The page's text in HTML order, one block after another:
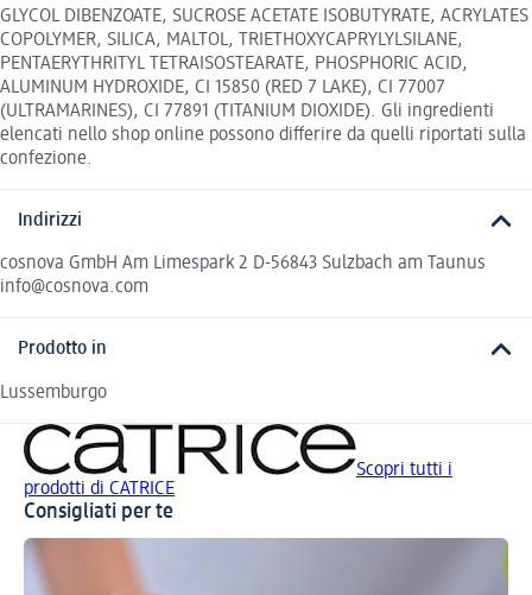
GLYCOL DIBENZOATE, SUCROSE ACETATE ISOBUTYRATE, ACRYLATES
COPOLYMER, SILICA, MALTOL, TRIETHOXYCAPRYLYLSILANE,
PENTAERYTHRITYL TETRAISOSTEARATE, PHOSPHORIC ACID,
ALUMINUM HYDROXIDE, CI 15850 (RED 7 LAKE), CI 77007
(ULTRAMARINES), CI 77891 (TITANIUM DIOXIDE). Gli ingredienti
elencati nello shop online possono differire da quelli riportati sulla
confezione.
Indirizzi
cosnova GmbH Am Limespark 2 D-56843 Sulzbach am Taunus
info@cosnova.com
Prodotto in
Lussemburgo
Scopri tutti i
prodotti di CATRICE
Consigliati per te